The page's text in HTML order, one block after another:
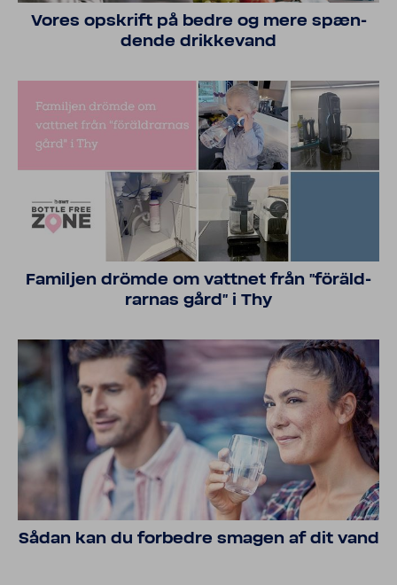
Vores opskrift på bedre og mere spæn­
dende drik­ke­vand
Familjen drömde om vattnet från "föräld­
rarnas gård" i Thy
Sådan kan du forbedre smagen af dit vand